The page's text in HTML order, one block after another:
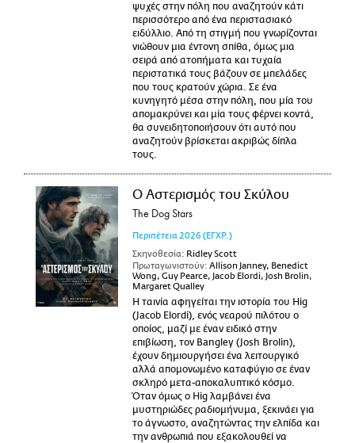
ψυχές στην πόλη που αναζητούν κάτι
περισσότερο από ένα περιστασιακό
ειδύλλιο. Από τη στιγμή που γνωρίζονται
νιώθουν μια έντονη σπίθα, όμως μια
σειρά από ατοπήματα και τυχαία
περιστατικά τους βάζουν σε μπελάδες
που τους κρατούν χώρια. Σε ένα
κυνηγητό μέσα στην πόλη, που μία του
απομακρύνει και μία τους φέρνει κοντά,
θα συνειδητοποιήσουν ότι αυτό που
αναζητούν βρίσκεται ακριβώς δίπλα
τους.
Ο Αστερισμός του Σκύλου
The Dog Stars
Περιπέτεια 2026 (ΕΓΧΡ.)
Σκηνοθεσία: Ridley Scott
Πρωταγωνιστούν: Allison Janney, Benedict
Wong, Guy Pearce, Jacob Elordi, Josh Brolin,
Margaret Qualley
Η ταινία αφηγείται την ιστορία του Hig
(Jacob Elordi), ενός νεαρού πιλότου ο
οποίος, μαζί με έναν ειδικό στην
επιβίωση, τον Bangley (Josh Brolin),
έχουν δημιουργήσει ένα λειτουργικό
αλλά απομονωμένο καταφύγιο σε έναν
σκληρό μετα-αποκαλυπτικό κόσμο.
Όταν όμως ο Hig λαμβάνει ένα
μυστηριώδες ραδιομήνυμα, ξεκινάει για
το άγνωστο, αναζητώντας την ελπίδα και
την ανθρωπιά που εξακολουθεί να